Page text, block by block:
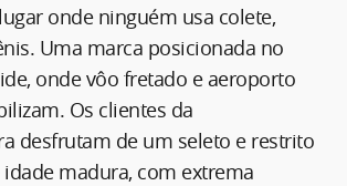
onde ninguém usa colete,
Uma marca posicionada no
onde vôo fretado e aeroporto
Os clientes da
desfrutam de um seleto e restrito
madura, com extrema